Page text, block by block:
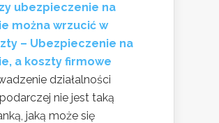
ubezpieczenie na
można wrzucić w
– Ubezpieczenie na
a koszty firmowe
działalności
nie jest taką
jaką może się